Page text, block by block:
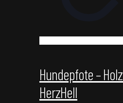
Hundepfote – Holz _
HerzHell